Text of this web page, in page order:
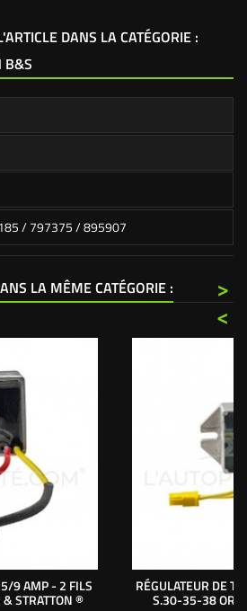
DANS LA CATÉGORIE :
B&S
/ 797375 / 895907
LA MÊME CATÉGORIE :
>
<
5/9 AMP - 2 FILS
STRATTON ®
RÉGULATEUR DE
S.30-35-38